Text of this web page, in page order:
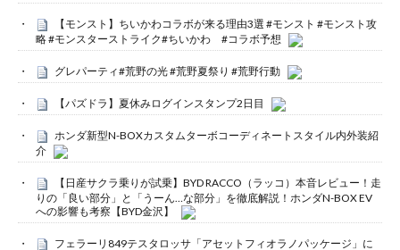
【モンスト】ちいかわコラボが来る理由3選 #モンスト #モンスト攻
略 #モンスターストライク#ちいかわ #コラボ予想
グレパーティ#荒野の光 #荒野夏祭り #荒野行動
【パズドラ】夏休みログインスタンプ2日目
ホンダ新型N-BOXカスタムターボコーディネートスタイル内外装紹
介
【日産サクラ乗りが試乗】BYD RACCO（ラッコ）本音レビュー！走
りの「良い部分」と「うーん…な部分」を徹底解説！ホンダN-BOX EV
への影響も考察【BYD金沢】
フェラーリ849テスタロッサ「アセットフィオラノパッケージ」に